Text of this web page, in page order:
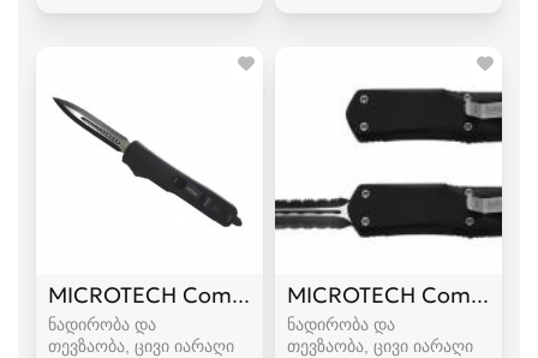
MICROTECH Combat Troodon
ნადირობა და
თევზაობა, ცივი იარაღი
MICROTECH Combat
ნადირობა და
თევზაობა, ცივი იარაღი